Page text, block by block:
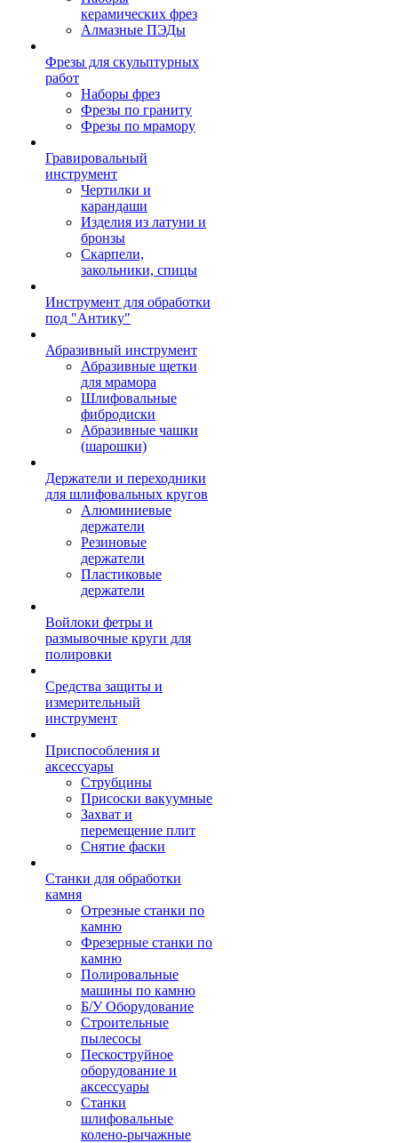
керамических фрез
Алмазные ПЭДы
Фрезы для скульптурных
работ
Наборы фрез
Фрезы по граниту
Фрезы по мрамору
Гравировальный
инструмент
Чертилки и
карандаши
Изделия из латуни и
бронзы
Скарпели,
закольники, спицы
Инструмент для обработки
под "Антику"
Абразивный инструмент
Абразивные щетки
для мрамора
Шлифовальные
фибродиски
Абразивные чашки
(шарошки)
Держатели и переходники
для шлифовальных кругов
Алюминиевые
держатели
Резиновые
держатели
Пластиковые
держатели
Войлоки фетры и
размывочные круги для
полировки
Средства защиты и
измерительный
инструмент
Приспособления и
аксессуары
Струбцины
Присоски вакуумные
Захват и
перемещение плит
Снятие фаски
Станки для обработки
камня
Отрезные станки по
камню
Фрезерные станки по
камню
Полировальные
машины по камню
Б/У Оборудование
Строительные
пылесосы
Пескоструйное
оборудование и
аксессуары
Станки
шлифовальные
колено-рычажные